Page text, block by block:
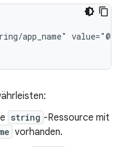
app_name"
string -Ressource mit
vorhanden.